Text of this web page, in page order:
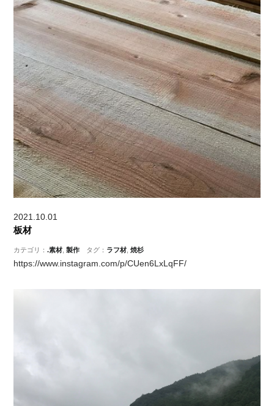
2021.10.01
板材
カテゴリ：.素材 ,製作 タグ： ラフ材 ,焼杉
https://www.instagram.com/p/CUen6LxLqFF/